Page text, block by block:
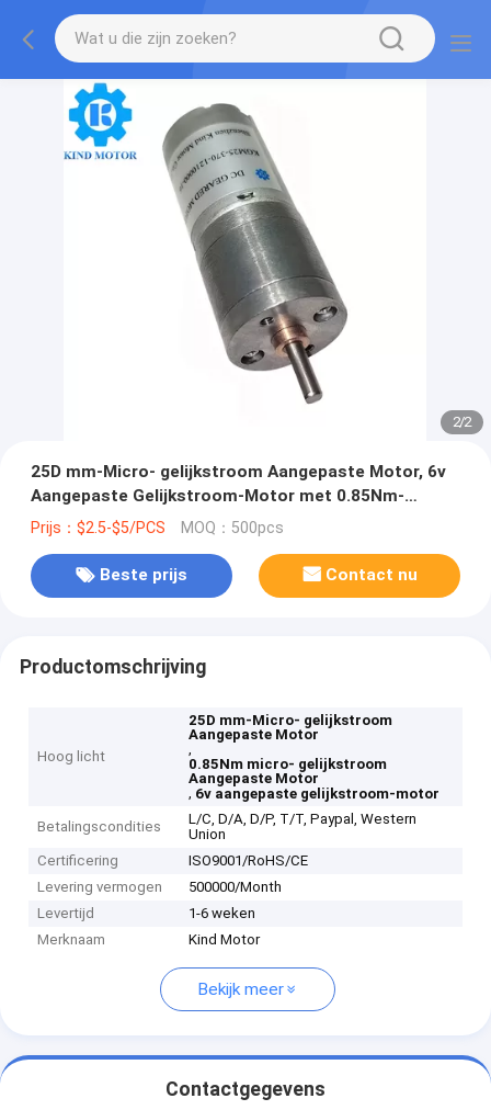
2/2
25D mm-Micro- gelijkstroom Aangepaste Motor, 6v
Aangepaste Gelijkstroom-Motor met 0.85Nm-
Boxtorsie
Prijs：$2.5-$5/PCS MOQ：500pcs
Beste prijs Contact nu
Productomschrijving
Hoog licht
25D mm-Micro- gelijkstroom
Aangepaste Motor
,
0.85Nm micro- gelijkstroom
Aangepaste Motor
, 6v aangepaste gelijkstroom-motor
Betalingscondities
L/C, D/A, D/P, T/T, Paypal, Western
Union
Certificering
ISO9001/RoHS/CE
Levering vermogen
500000/Month
Levertijd
1-6 weken
Merknaam
Kind Motor
Bekijk meer
Contactgegevens